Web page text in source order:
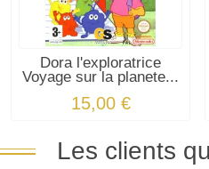
Dora l'exploratrice
Voyage sur la planete...
15,00 €
Les clients